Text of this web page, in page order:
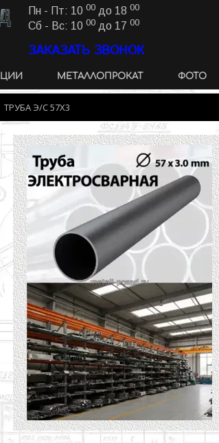
Пн - Пт: 10 00 до 18 00
Сб - Вс: 10 00 до 17 00
ЗАКАЗАТЬ ЗВОНОК
МЕТАЛЛОПРОКАТ ФОТО
ТРУБА Э/С 57Х3